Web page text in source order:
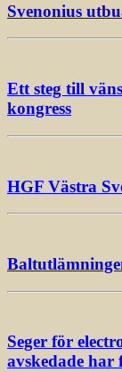
Svenonius
Ett steg till
kongress
HGF Västra
Seger för
avskedade har